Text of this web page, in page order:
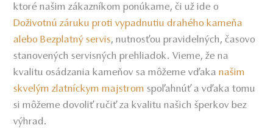
ktoré našim zákazníkom ponúkame, či už ide o
Doživotnú záruku proti vypadnutiu drahého kameňa
alebo Bezplatný servis, nutnosťou pravidelných, časovo
stanovených servisných prehliadok. Vieme, že na
kvalitu osádzania kameňov sa môžeme vďakanašim
skvelým zlatníckym majstrom spoľahnúť a vďaka tomu
si môžeme dovoliť ručiť za kvalitu našich šperkov bez
výhrad.